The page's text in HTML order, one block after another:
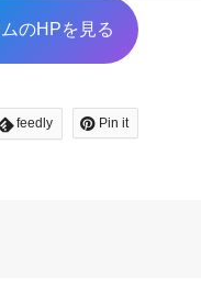
のHPを見る
feedly Pin it